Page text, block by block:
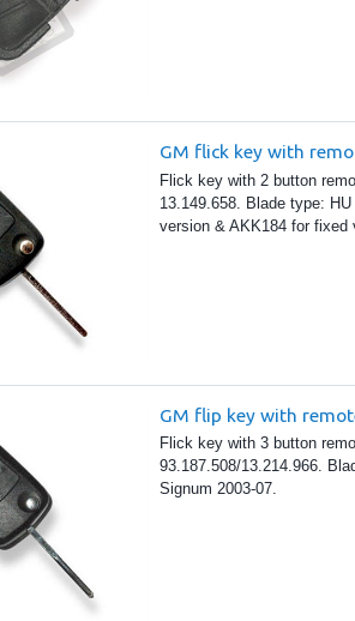
GM flick key with
Flick key with 2 button
13.149.658. Blade type:
version & AKK184 for fixed
GM flip key with
Flick key with 3 button
93.187.508/13.214.966.
Signum 2003-07.